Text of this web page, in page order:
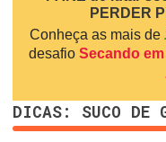
PERDER
Conheça as mais de
desafio Secando
DICAS: SUCO DE